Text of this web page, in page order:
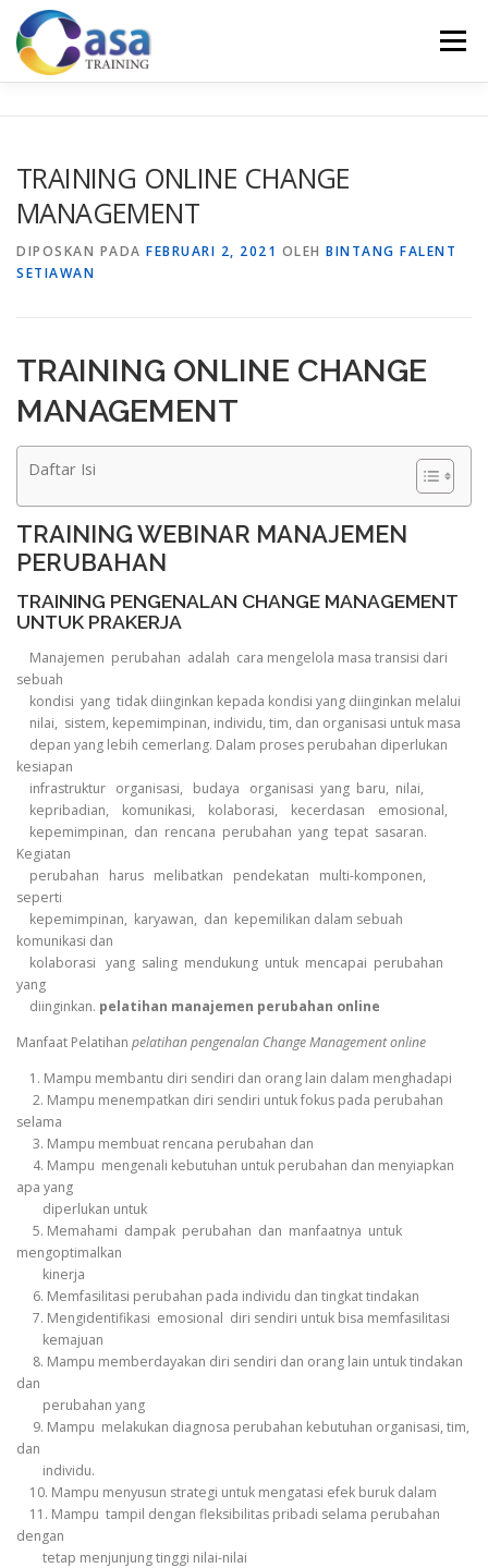
Lompat
konten
Menu
KONTAK KAMI SERTIFIKASI
TRAINING ONLINE CHANGE
MANAGEMENT
DIPOSKAN PADA FEBRUARI 2, 2021 OLEH BINTANG FALENT
SETIAWAN
TRAINING ONLINE CHANGE
MANAGEMENT
Daftar Isi
TRAINING WEBINAR MANAJEMEN
PERUBAHAN
TRAINING PENGENALAN CHANGE MANAGEMENT
UNTUK PRAKERJA
Manajemen perubahan adalah cara mengelola masa transisi dari
sebuah
kondisi yang tidak diinginkan kepada kondisi yang diinginkan melalui
nilai, sistem, kepemimpinan, individu, tim, dan organisasi untuk masa
depan yang lebih cemerlang. Dalam proses perubahan diperlukan
kesiapan
infrastruktur organisasi, budaya organisasi yang baru, nilai,
kepribadian, komunikasi, kolaborasi, kecerdasan emosional,
kepemimpinan, dan rencana perubahan yang tepat sasaran.
Kegiatan
perubahan harus melibatkan pendekatan multi-komponen,
seperti
kepemimpinan, karyawan, dan kepemilikan dalam sebuah
komunikasi dan
kolaborasi yang saling mendukung untuk mencapai perubahan
yang
diinginkan. pelatihan manajemen perubahan online
Manfaat Pelatihan pelatihan pengenalan Change Management online
1. Mampu membantu diri sendiri dan orang lain dalam menghadapi
2. Mampu menempatkan diri sendiri untuk fokus pada perubahan
selama
3. Mampu membuat rencana perubahan dan
4. Mampu mengenali kebutuhan untuk perubahan dan menyiapkan
apa yang
diperlukan untuk
5. Memahami dampak perubahan dan manfaatnya untuk
mengoptimalkan
kinerja
6. Memfasilitasi perubahan pada individu dan tingkat tindakan
7. Mengidentifikasi emosional diri sendiri untuk bisa memfasilitasi
kemajuan
8. Mampu memberdayakan diri sendiri dan orang lain untuk tindakan
dan
perubahan yang
9. Mampu melakukan diagnosa perubahan kebutuhan organisasi, tim,
dan
individu.
10. Mampu menyusun strategi untuk mengatasi efek buruk dalam
11. Mampu tampil dengan fleksibilitas pribadi selama perubahan
dengan
tetap menjunjung tinggi nilai-nilai